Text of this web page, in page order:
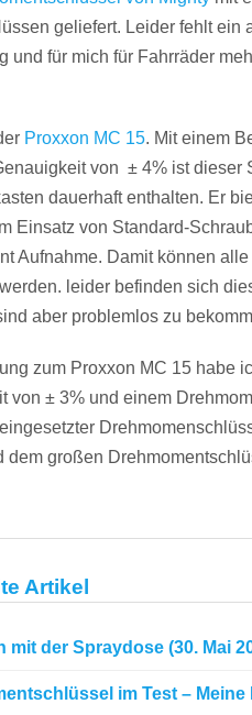
geliefert. Leider fehlt ein
und für mich für Fahrräder
Proxxon MC 15. Mit einem
von ± 4% ist dieser
dauerhaft enthalten. Er
Einsatz von Standard-
Aufnahme. Damit können
leider befinden sich
aber problemlos zu
zum Proxxon MC 15 habe
von ± 3% und einem
dem großen
Artikel
mit der Spraydose (30. Mai
im Test –